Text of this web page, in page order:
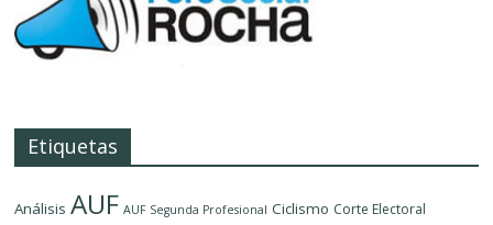
Etiquetas
Análisis AUF AUF Segunda Profesional Ciclismo Corte Electoral